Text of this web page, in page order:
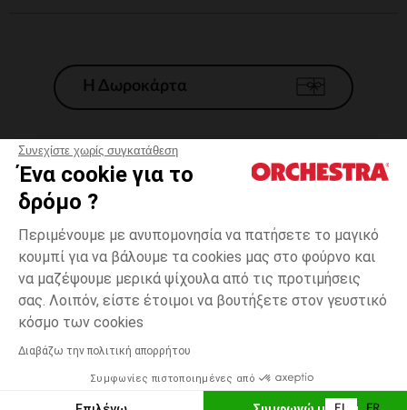
Συνεχίστε χωρίς συγκατάθεση
Ένα cookie για το
δρόμο ?
Περιμένουμε με ανυπομονησία να πατήσετε το μαγικό
κουμπί για να βάλουμε τα cookies μας στο φούρνο και
να μαζέψουμε μερικά ψίχουλα από τις προτιμήσεις
σας. Λοιπόν, είστε έτοιμοι να βουτήξετε στον γευστικό
κόσμο των cookies
Διαβάζω την πολιτική απορρήτου
Συμφωνίες πιστοποιημένες από
Ροζ
12
Δυνατότητα πληρωμής με
ΕΠΙΛΟΓΗ ΜΕΓΕΘΟΥΣ
Η Δωροκάρτα
Γενικοί 'Οροι Πώλησης
*Εμπορικες προσφορες
Προσωπικά δεδομένα
Διαχείρηση των cookies
Προσβασιμότητα: μη συμμορφούμενη
H Orchestra συμμετέχει στον κωδικά δεοντολογίας και στο σύστημα
μεσολάβησης της Γαλλικής Ομοσπονδίας Ηλεκτρονικού Εμπορίου.